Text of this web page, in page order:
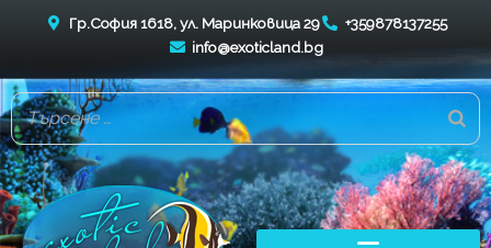
Гр.София 1618, ул. Маринковица 29
+359878137255
info@exoticland.bg